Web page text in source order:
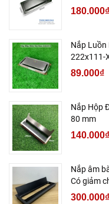
180.000₫
Nắp Luồn
222x111-
89.000₫
Nắp Hộp
80 mm
140.000₫
Nắp âm
Có giảm
300.000₫